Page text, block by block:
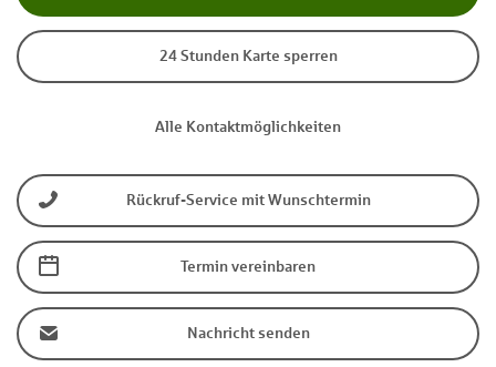
24 Stunden Karte sperren
Alle Kontaktmöglichkeiten
Rückruf-Service mit Wunschtermin
Termin vereinbaren
Nachricht senden